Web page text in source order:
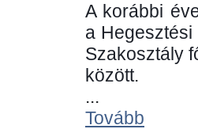
A korábbi
a
Szakosztály
között.
...
Tovább